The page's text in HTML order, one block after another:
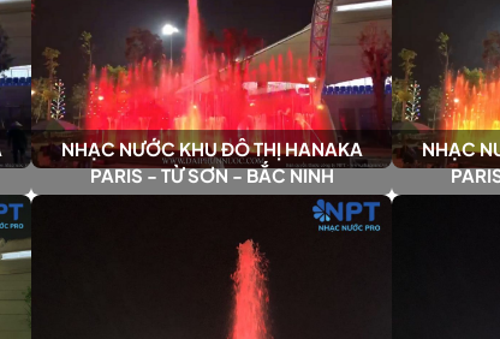
NHẠC NƯỚC KHU ĐÔ THỊ HANAKA
PARIS - TỪ SƠN - BẮC NINH
NHẠC